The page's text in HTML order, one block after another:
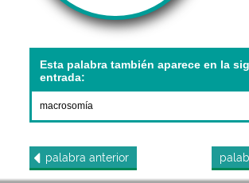
Esta palabra también aparece en la
entrada:
macrosomía
palabra anterior